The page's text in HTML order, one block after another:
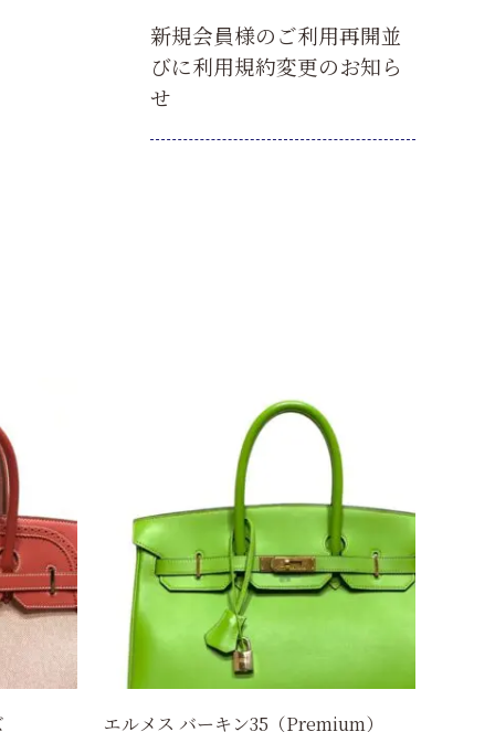
新規会員様のご利用再開並
びに利用規約変更のお知ら
せ
エルメス バーキン35（Premium）